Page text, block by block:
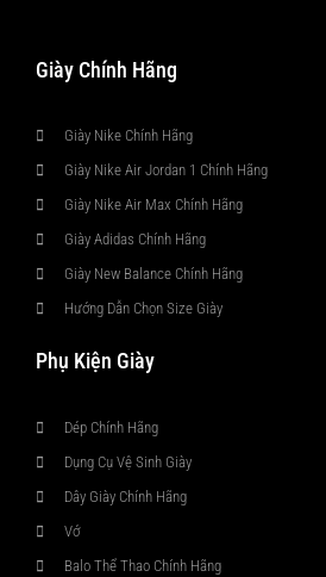
Giày Chính Hãng
Giày Nike Chính Hãng
Giày Nike Air Jordan 1 Chính Hãng
Giày Nike Air Max Chính Hãng
Giày Adidas Chính Hãng
Giày New Balance Chính Hãng
Hướng Dẫn Chọn Size Giày
Phụ Kiện Giày
Dép Chính Hãng
Dụng Cụ Vệ Sinh Giày
Dây Giày Chính Hãng
Vớ
Balo Thể Thao Chính Hãng